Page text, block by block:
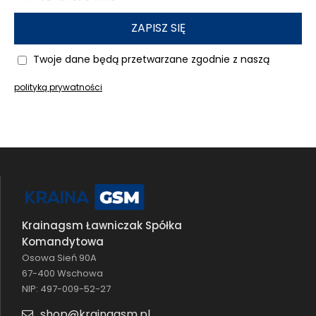
perfekcyjne dopasowanie, wysoką elastyczność i
niezawodną wytrzymałość.
Folia jest elastyczna
i giętka
, dzięki czemu idealnie przylega do
powierzchni wyświetlacza, obejmując go w
Zastosowana technologia hydrożelowa
sprawia, że folia nie tylko
ekran przed zarysowaniami
amortyzuje wstrząsy i pochłania siłę uderzeń
Każdy upadek telefonu wiąże się z ryzykiem
uszkodzenia ekranu, a
ZAPISZ SIĘ
Twoje dane będą przetwarzane zgodnie z naszą
polityką prywatności
Krainagsm Ławniczak Spółka
Komandytowa
Osowa Sień 90A
67-400 Wschowa
NIP: 497-009-52-27